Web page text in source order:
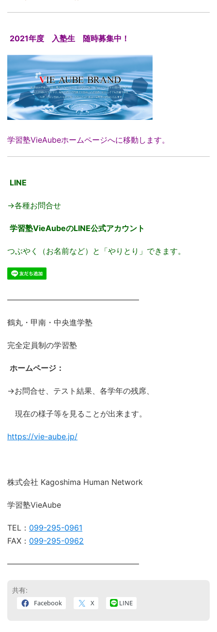
2021年度 入塾生 随時募集中！
学習塾VieAubeホームページへに移動します。
LINE
→各種お問合せ
学習塾VieAubeのLINE公式アカウント
つぶやく（お名前など）と「やりとり」できます。
―――――――――――――――――
鶴丸・甲南・中央進学塾
完全定員制の学習塾
ホームページ：
→お問合せ、テスト結果、各学年の残席、
現在の様子等を見ることが出来ます。
https://vie-aube.jp/
株式会社 Kagoshima Human Network
学習塾VieAube
TEL： 099-295-0961
FAX： 099-295-0962
―――――――――――――――――
共有:
Facebook X LINE